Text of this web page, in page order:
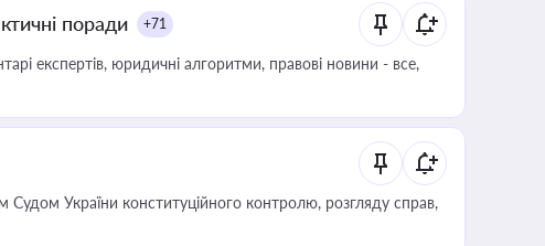
поради +71
експертів, юридичні алгоритми, правові новини - все,
України конституційного контролю, розгляду справ,